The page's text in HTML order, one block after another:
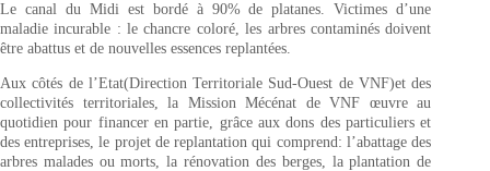
Le canal du Midi est bordé à 90% de platanes. Victimes d’une
maladie incurable : le chancre coloré, les arbres contaminés doivent
être abattus et de nouvelles essences replantées.
Aux côtés de l’Etat(Direction Territoriale Sud-Ouest de VNF)et des
collectivités territoriales, la Mission Mécénat de VNF œuvre au
quotidien pour financer en partie, grâce aux dons des particuliers et
des entreprises, le projet de replantation qui comprend: l’abattage des
arbres malades ou morts, la rénovation des berges, la plantation de